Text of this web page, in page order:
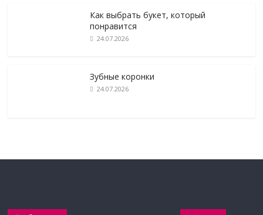
Как выбрать букет, который
понравится
24.07.2026
Зубные коронки
24.07.2026